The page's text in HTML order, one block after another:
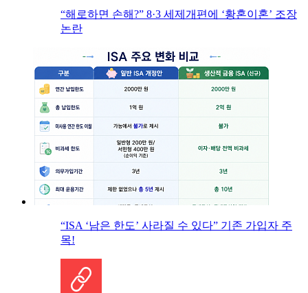
“해로하면 손해?” 8·3 세제개편에 ‘황혼이혼’ 조장
논란
“ISA ‘남은 한도’ 사라질 수 있다” 기존 가입자 주
목!